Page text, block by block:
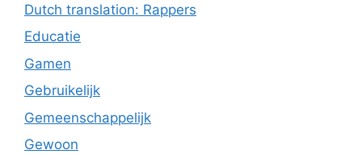
Dutch translation: Rappers
Educatie
Gamen
Gebruikelijk
Gemeenschappelijk
Gewoon